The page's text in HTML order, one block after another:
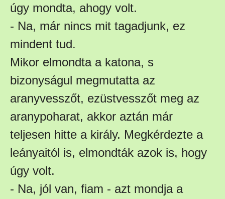
úgy mondta, ahogy volt.
- Na, már nincs mit tagadjunk, ez
mindent tud.
Mikor elmondta a katona, s
bizonyságul megmutatta az
aranyvesszőt, ezüstvesszőt meg az
aranypoharat, akkor aztán már
teljesen hitte a király. Megkérdezte a
leányaitól is, elmondták azok is, hogy
úgy volt.
- Na, jól van, fiam - azt mondja a